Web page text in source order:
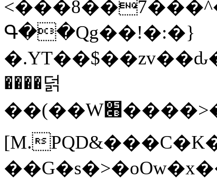
Գ��Qg��!�:�}
����덝
��(��W׋����>��O>�d�%Y�@�@ڻ<�z{rc&׻��z�����AeK�^�����������˩t��=x~
[M.
��G�s�>�oO